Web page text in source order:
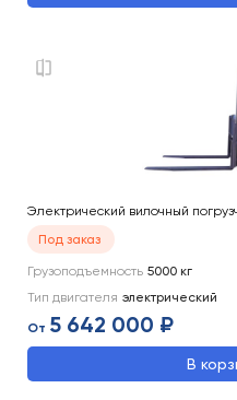
Электрический вилочный
Под заказ
Грузоподъемность 5000 кг
Тип двигателя электрический
От 5 642 000 ₽
В